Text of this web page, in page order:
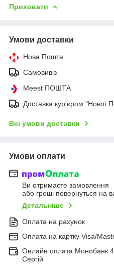
Приховати
Умови доставки
Нова Пошта
Самовивіз
Meest ПОШТА
Доставка кур'єром "Нової
Всі умови доставки
Умови оплати
Ви отримаєте замовлення
або гроші повернуться на
Детальніше
Оплата на рахунок
Оплата на картку Visa/
Онлайн оплата Монобанк
Сергій